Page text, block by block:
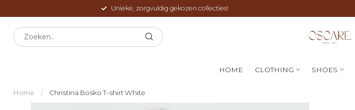
Unieke, zorgvuldig gekozen collecties!
HOME CLOTHING SHOES
Home / Christina Bosko T-shirt White